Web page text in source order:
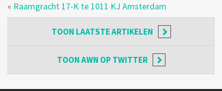
« Raamgracht 17-K te 1011 KJ Amsterdam
TOON LAATSTE ARTIKELEN
TOONAWN OP TWITTER